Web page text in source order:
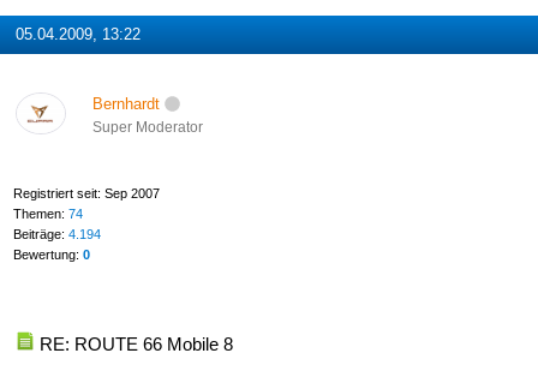
05.04.2009, 13:22
Bernhardt
Super Moderator
Registriert seit: Sep 2007
Themen: 74
Beiträge: 4.194
Bewertung: 0
RE: ROUTE 66 Mobile 8